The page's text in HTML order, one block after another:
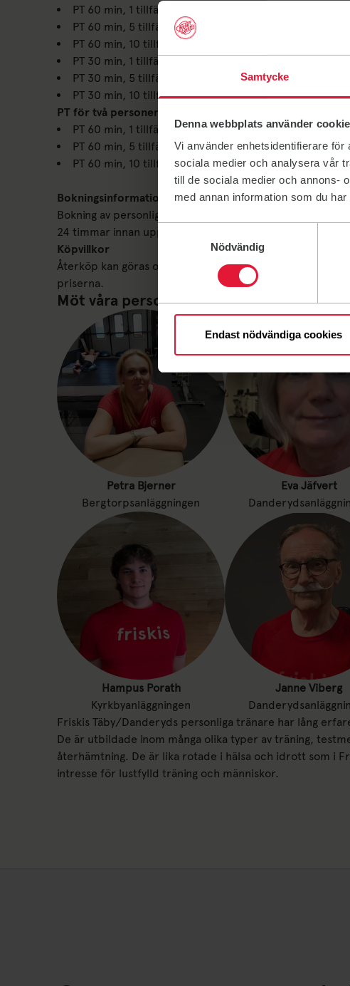
Samtycke
Denna webbplats använder
Vi använder enhetsidentifierare
sociala medier och analysera vår
till de sociala medier och annons-
med annan information som du
Samtyckesval
Nödvändig
Endast nödvändiga cookies
PT 60 min, 1 tillfälle: 855 kr
PT 60 min, 5 tillfällen: 4 050 kr (810 kr/tillfälle)
PT 60 min, 10 tillfällen: 7 700 kr (770 kr/tillfälle)
PT 30 min, 1 tillfälle: 600 kr
PT 30 min, 5 tillfällen: 2 850 kr (570 kr/tillfälle)
PT 30 min, 10 tillfällen: 5 400 kr 540 kr/tillfälle)
PT för två personer - icke medlem:
PT 60 min, 1 tillfälle: 1250 kr
PT 60 min, 5 tillfällen: 5950 kr
PT 60 min, 10 tillfällen: 11250 kr
Bokningsinformation
Bokning av personlig tränare görs direkt med den PT
24 timmar innan uppsatt tid till den PT som du bokat tid
Köpvillkor
Återköp kan göras om kortet inte utnyttjats inom 14
priserna.
Möt våra personliga tränare
Petra Bjerner
Bergtorpsanläggningen
Eva Jäfvert
Hampus Porath
Kyrkbyanläggningen
Janne Viberg
Friskis Täby/Danderyds personliga tränare har lång
De är utbildade inom många olika typer av träning,
återhämtning. De är lika rotade i hälsa och idrott som i
intresse för lustfylld träning och människor.